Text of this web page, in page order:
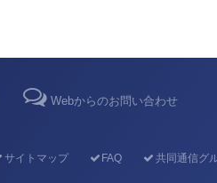
Webからのお問い合わせ
サイトマップ FAQ 共同通信グ